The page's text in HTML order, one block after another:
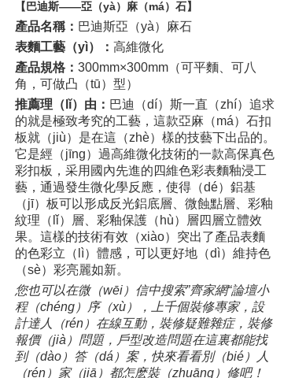
【巴迪斯——亞（yà）麻（má）石】
產品名稱： 巴迪斯亞（yà）麻石
表麵工藝（yì）：高維微化
產品規格：300mm×300mm（可平麵、可八
角，可做凸（tū）型）
推薦理（lǐ）由： 巴迪（dí）斯一直（zhí）追求
的就是極致考究的工藝，這款亞麻（má）石扣
板就（jiù）是在這（zhè）樣的技藝下出品的。
它是經（jīng）過高維微化技術的一款高保真色
彩扣板，采用國內先進的四維色彩表麵釉浸工
藝，通過發生微化學反應，使得（dé）鋁基
（jī）板可以形成反光鋁底層、微蝕點層、彩釉
紋理（lǐ）層、彩釉保護（hù）層四層立體效
果。這樣的技術有效（xiào）突出了產品表麵
的色彩立（lì）體感，可以更好地（dì）維持色
（sè）彩亮麗如新。
您也可以在微（wēi）信中搜索”齊家網“論壇小
程（chéng）序（xù），上千個裝修專家，設
計達人（rén）在線互動，裝修疑難雜症，裝修
報價（jià）問題，戶型改造問題在這裏都能找
到（dào）答（dá）案，快來看看別（bié）人
（rén）家（jiā）都怎麽裝（zhuāng）修吧！